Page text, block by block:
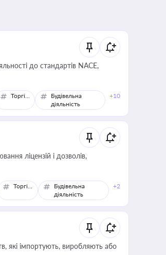
до стандартів NACE,
Торгівля
Будівельна
діяльність
+10
ліцензій і дозволів,
Торгівля
Будівельна
діяльність
+2
які імпортують, виробляють або